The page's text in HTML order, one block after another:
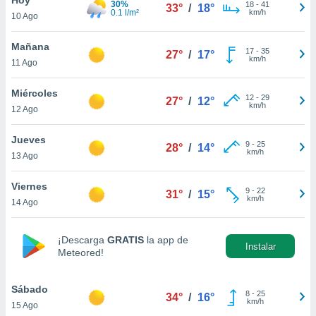
en
más
nuestra
de
aceptar
de
10 Ago
30%
0.1 l/m²
33° / 18° 18- 41
km/h
Mañana
11 Ago
27° / 17° 17- 35
km/h
Miércoles
12 Ago
27° / 12° 12- 29
km/h
Jueves
13 Ago
28° / 14° 9- 25
km/h
Viernes
14 Ago
31° / 15° 9- 22
km/h
¡Descarga GRATIS la app de
Meteored!
Instalar
Sábado
15 Ago
34° / 16° 8- 25
km/h